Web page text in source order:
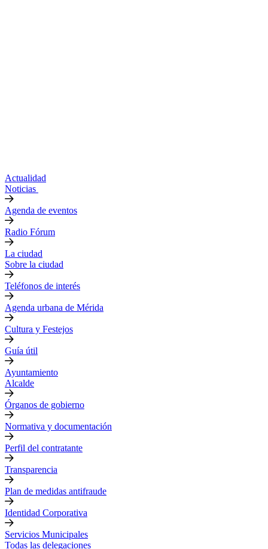
Actualidad
Noticias
Agenda de eventos
Radio Fórum
La ciudad
Sobre la ciudad
Teléfonos de interés
Agenda urbana de Mérida
Cultura y Festejos
Guía útil
Ayuntamiento
Alcalde
Órganos de gobierno
Normativa y documentación
Perfil del contratante
Transparencia
Plan de medidas antifraude
Identidad Corporativa
Servicios Municipales
Todas las delegaciones